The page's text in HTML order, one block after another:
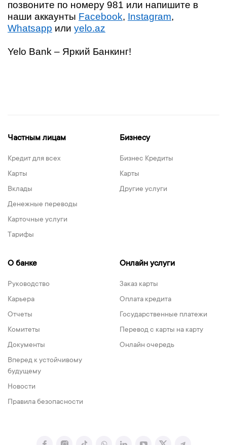
позвоните по номеру 981 или напишите в
наши аккаунты Facebook, Instagram,
Whatsapp или yelo.az
Yelo Bank – Яркий Банкинг!
Частным лицам
Кредит для всех
Карты
Вклады
Денежные переводы
Карточные услуги
Тарифы
Бизнесу
Бизнес Кредиты
Карты
Другие услуги
О банке
Руководство
Карьера
Отчеты
Комитеты
Документы
Вперед к устойчивому
будущему
Новости
Правила безопасности
Онлайн услуги
Заказ карты
Оплата кредита
Государственные платежи
Перевод с карты на карту
Онлайн очередь